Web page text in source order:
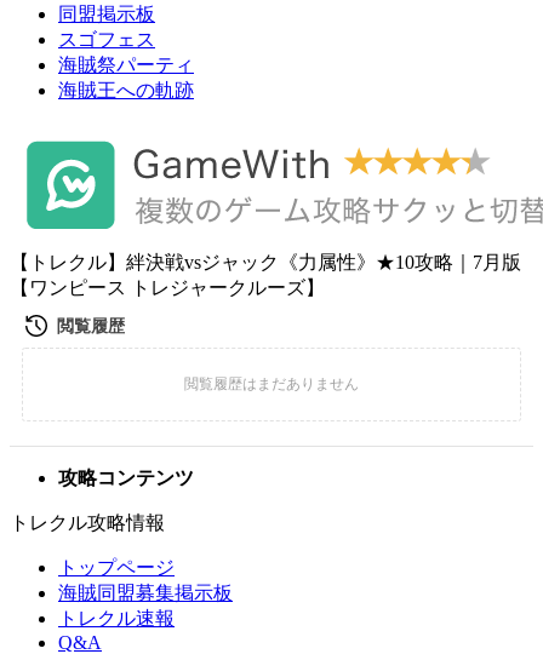
同盟掲示板
スゴフェス
海賊祭パーティ
海賊王への軌跡
【トレクル】絆決戦vsジャック《力属性》★10攻略｜7月版
【ワンピース トレジャークルーズ】
攻略コンテンツ
トレクル攻略情報
トップページ
海賊同盟募集掲示板
トレクル速報
Q&A